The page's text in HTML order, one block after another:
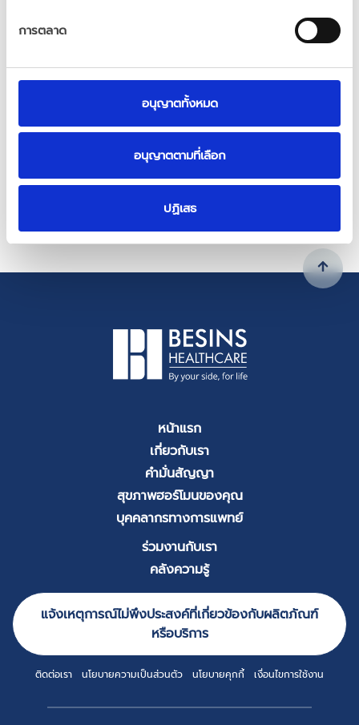
การตลาด
อนุญาตทั้งหมด
อนุญาตตามที่เลือก
ปฏิเสธ
หน้าแรก
เกี่ยวกับเรา
คำมั่นสัญญา
สุขภาพฮอร์โมนของคุณ
บุคคลากรทางการแพทย์
ร่วมงานกับเรา
คลังความรู้
แจ้งเหตุการณ์ไม่พึงประสงค์ที่เกี่ยวข้องกับผลิตภัณฑ์
หรือบริการ
ติดต่อเรา นโยบายความเป็นส่วนตัว นโยบายคุกกี้ เงื่อนไขการใช้งาน